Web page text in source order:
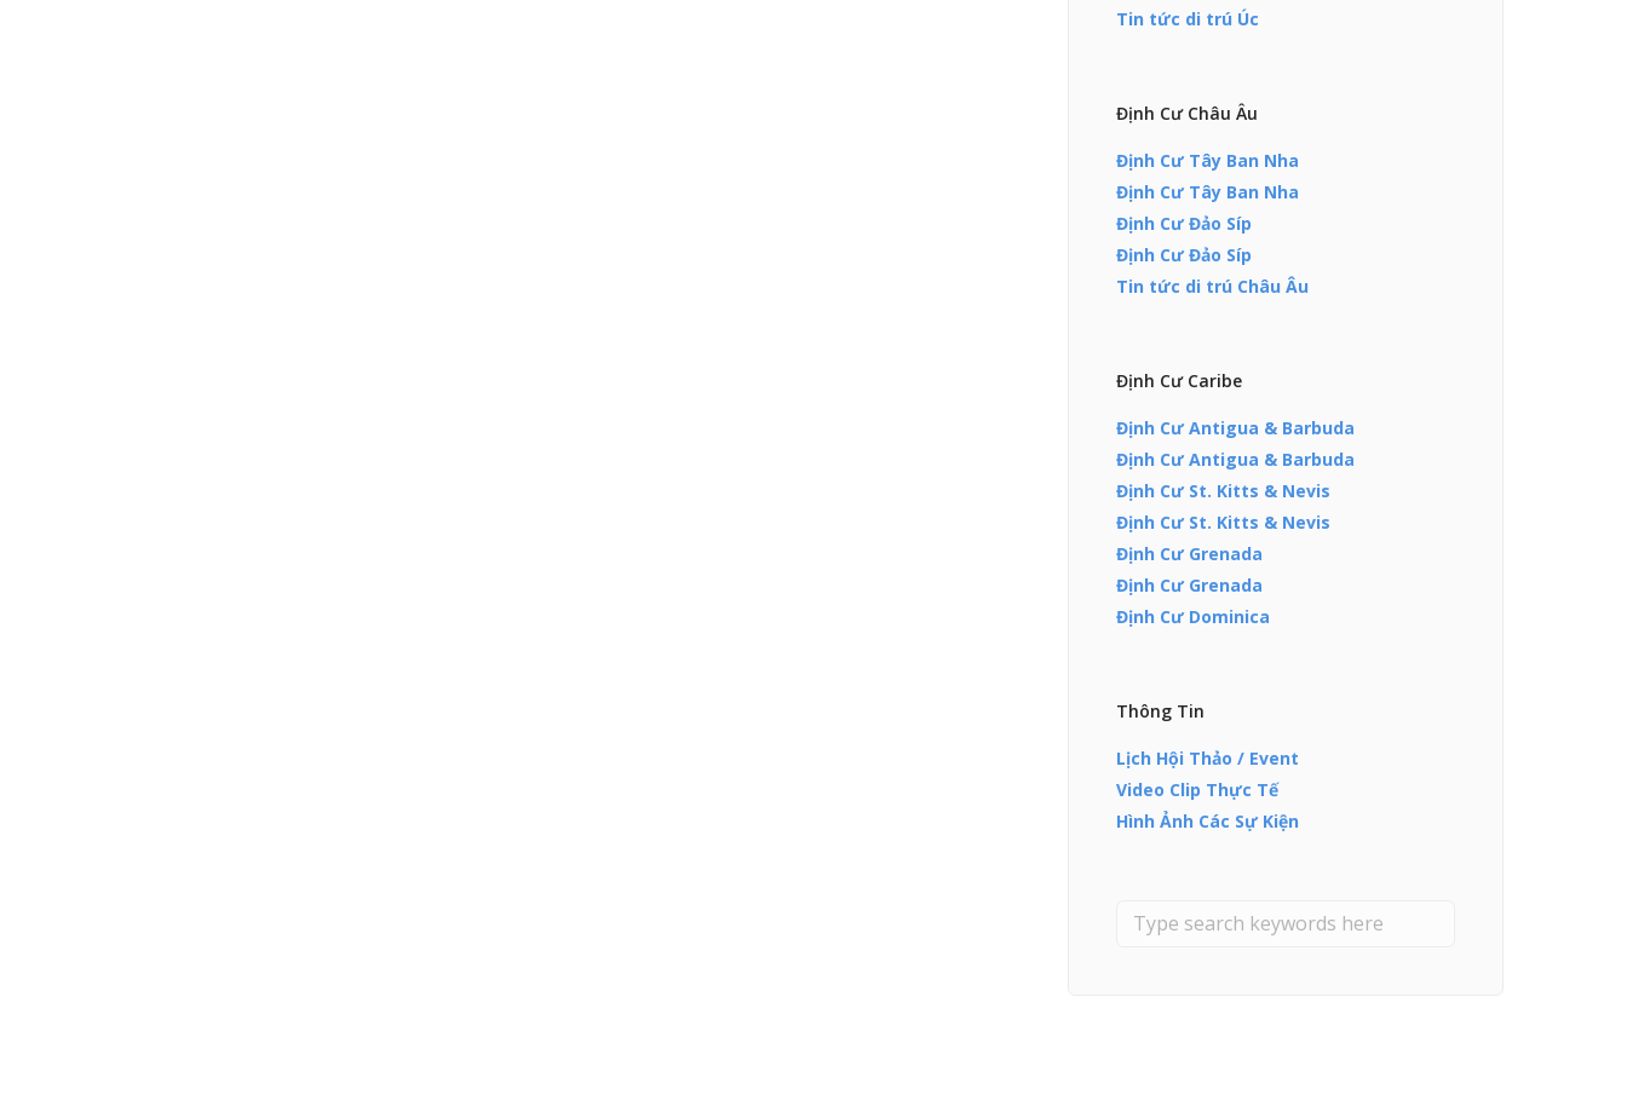
Tin tức di trú Úc
Định Cư Châu Âu
Định Cư Tây Ban Nha
Định Cư Tây Ban Nha
Định Cư Đảo Síp
Định Cư Đảo Síp
Tin tức di trú Châu Âu
Định Cư Caribe
Định Cư Antigua & Barbuda
Định Cư Antigua & Barbuda
Định Cư St. Kitts & Nevis
Định Cư St. Kitts & Nevis
Định Cư Grenada
Định Cư Grenada
Định Cư Dominica
Thông Tin
Lịch Hội Thảo / Event
Video Clip Thực Tế
Hình Ảnh Các Sự Kiện